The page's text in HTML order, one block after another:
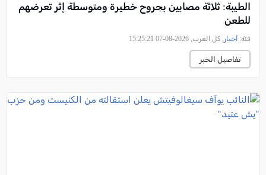
الطيبة: ثلاثة مصابين بجروح خطيرة ومتوسطة إثر تعرضهم
للطعن
فئة: أخبار , كل العرب, 2026-08-07 15:25:21
تفاصيل الخبر